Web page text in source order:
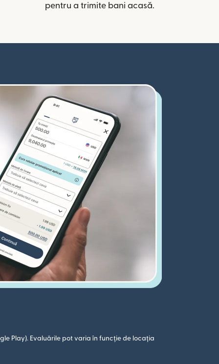
pentru a trimite bani acasă.
Play). Evaluările pot varia în funcție de locația